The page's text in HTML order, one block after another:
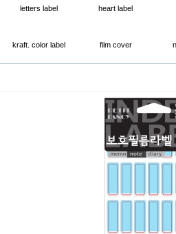
letters label heart label
kraft. color label film cover